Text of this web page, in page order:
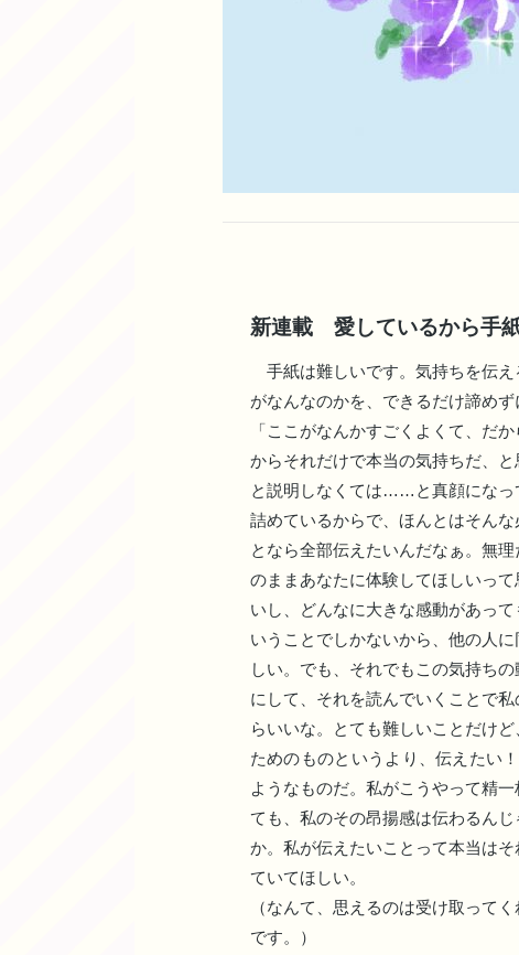
新連載 愛しているから手紙
手紙は難しいです。気持ちを伝え
がなんなのかを、できるだけ諦め
「ここがなんかすごくよくて、だ
からそれだけで本当の気持ちだ、
と説明しなくては……と真顔になっ
詰めているからで、ほんとはそん
となら全部伝えたいんだなぁ。無
のままあなたに体験してほしいっ
いし、どんなに大きな感動があっ
いうことでしかないから、他の人
しい。でも、それでもこの気持ち
にして、それを読んでいくことで
らいいな。とても難しいことだけ
ためのものというより、伝えたい
ようなものだ。私がこうやって精
ても、私のその昂揚感は伝わるん
か。私が伝えたいことって本当は
ていてほしい。
（なんて、思えるのは受け取って
です。）